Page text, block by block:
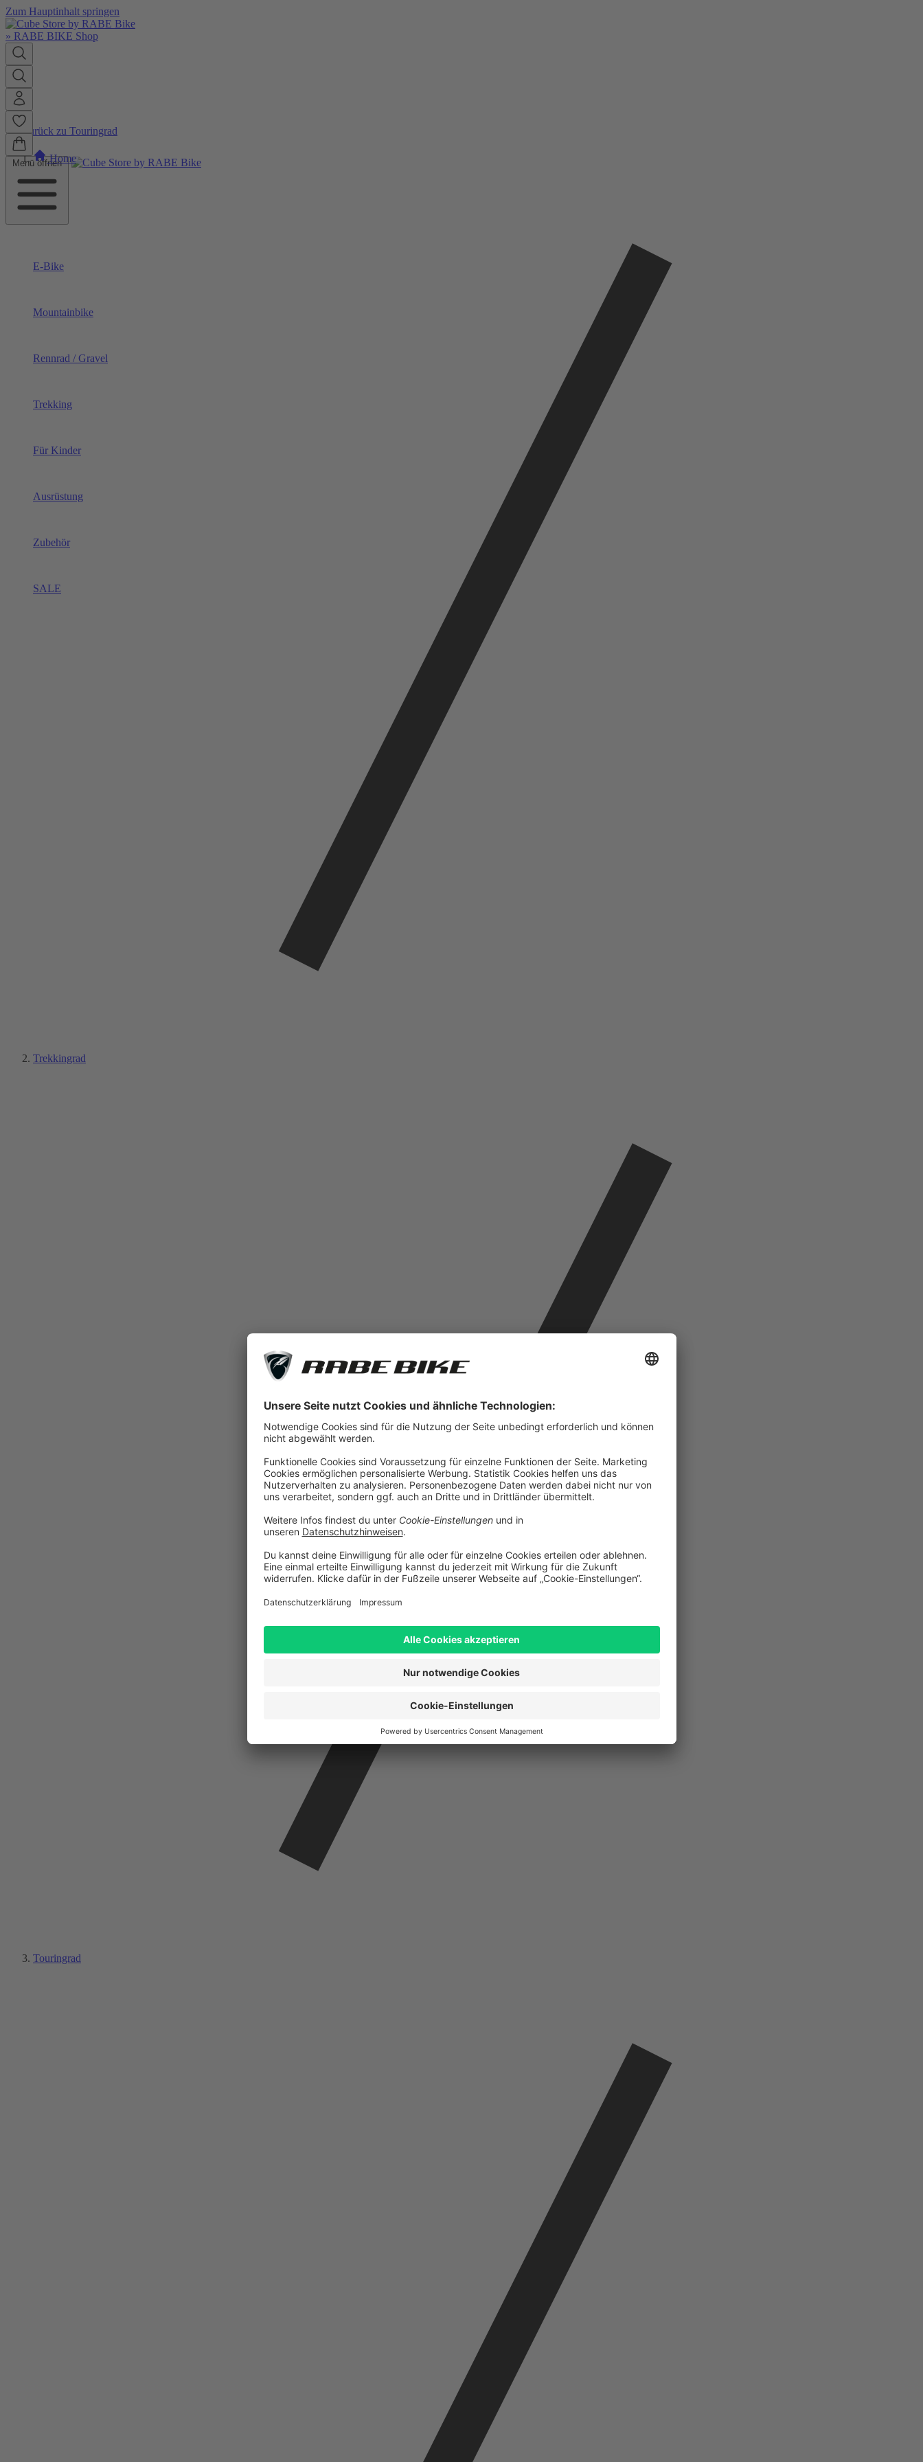
Zum Hauptinhalt springen
» RABE BIKE Shop
Menü öffnen
E-Bike
Mountainbike
Rennrad / Gravel
Trekking
Für Kinder
Ausrüstung
Zubehör
SALE
Zurück zu Touringrad
Home
Trekkingrad
Touringrad